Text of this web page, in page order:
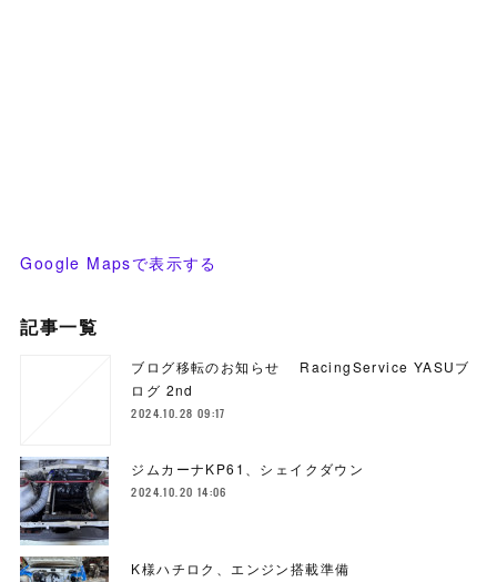
Google Mapsで表示する
記事一覧
ブログ移転のお知らせ RacingService YASUブ
ログ 2nd
2024.10.28 09:17
ジムカーナKP61、シェイクダウン
2024.10.20 14:06
K様ハチロク、エンジン搭載準備